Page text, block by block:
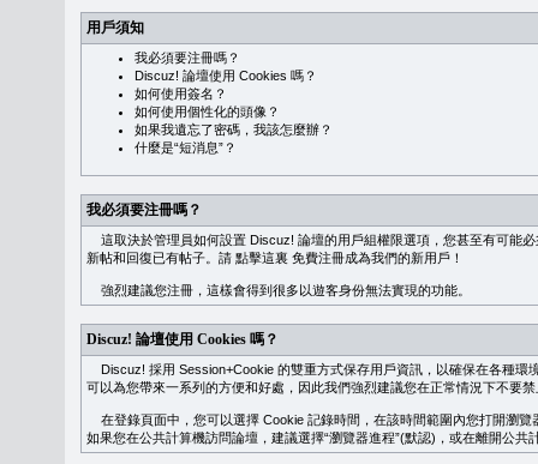
用戶須知
我必須要注冊嗎？
Discuz! 論壇使用 Cookies 嗎？
如何使用簽名？
如何使用個性化的頭像？
如果我遺忘了密碼，我該怎麼辦？
什麼是“短消息”？
我必須要注冊嗎？
這取決於管理員如何設置 Discuz! 論壇的用戶組權限選項，您甚至有可能
新帖和回復已有帖子。請 點擊這裏 免費注冊成為我們的新用戶！
強烈建議您注冊，這樣會得到很多以遊客身份無法實現的功能。
Discuz! 論壇使用 Cookies 嗎？
Discuz! 採用 Session+Cookie 的雙重方式保存用戶資訊，以確保在各種環
可以為您帶來一系列的方便和好處，因此我們強烈建議您在正常情況下不要
在登錄頁面中，您可以選擇 Cookie 記錄時間，在該時間範圍內您打開瀏
如果您在公共計算機訪問論壇，建議選擇“瀏覽器進程”(默認)，或在離開公共